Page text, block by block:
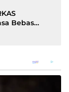
Bebas